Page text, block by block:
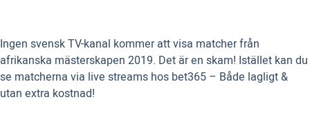
Ingen svensk TV-kanal kommer att visa matcher från
afrikanska mästerskapen 2019. Det är en skam! Istället kan du
se matcherna via live streams hos bet365 – Både lagligt &
utan extra kostnad!